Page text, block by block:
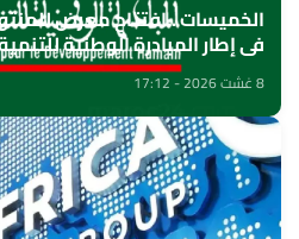
الخميسات ..افتتاح معرض
في إطار المبادرة الوطنية
8 غشت 2026 - 17:12